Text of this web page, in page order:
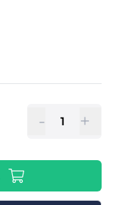
- +